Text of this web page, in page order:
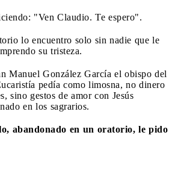
"Ven Claudio. Te espero".
lo encuentro solo sin nadie que le
su tristeza.
Manuel González García el obispo del
pedía como limosna, no dinero
sino gestos de amor con Jesús
en los sagrarios.
abandonado en un oratorio, le pido